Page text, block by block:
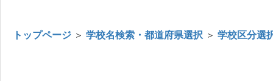
トップページ ＞ 学校名検索・都道府県選択 ＞ 学校区分選